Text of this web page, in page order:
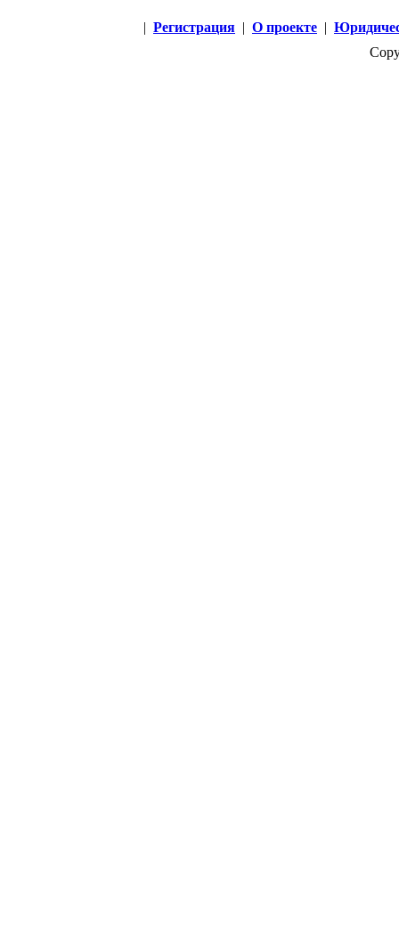
| Регистрация | О проекте |